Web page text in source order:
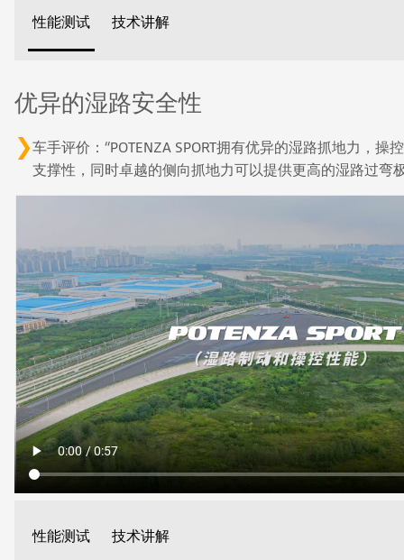
性能测试 技术讲解
优异的湿路安全性
车手评价：“POTENZA SPORT拥有优异的湿路抓地力，操
支撑性，同时卓越的侧向抓地力可以提供更高的湿路过弯
性能测试 技术讲解